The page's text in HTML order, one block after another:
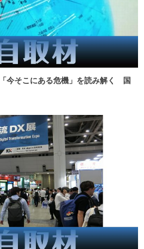
今そこにある危機」を読み解く 国